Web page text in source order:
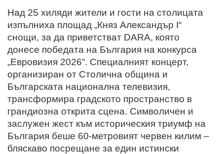
Над 25 хиляди жители и гости на столицата
изпълниха площад „Княз Александър I“
снощи, за да приветстват DARA, която
донесе победата на България на конкурса
„Евровизия 2026“. Специалният концерт,
организиран от Столична община и
Българската национална телевизия,
трансформира градското пространство в
грандиозна открита сцена. Символичен и
заслужен жест към историческия триумф на
България беше 60-метровият червен килим –
бляскаво посрещане за един истински